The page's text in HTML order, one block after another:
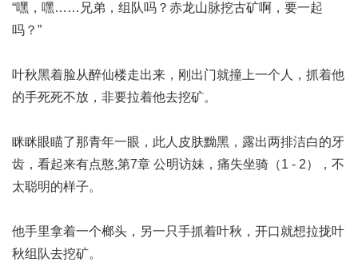
“嘿，嘿……兄弟，组队吗？赤龙山脉挖古矿啊，要一起
吗？”
叶秋黑着脸从醉仙楼走出来，刚出门就撞上一个人，抓着他
的手死死不放，非要拉着他去挖矿。
眯眯眼瞄了那青年一眼，此人皮肤黝黑，露出两排洁白的牙
齿，看起来有点憨,第7章 公明访妹，痛失坐骑（1 - 2）
，不
太聪明的样子。
他手里拿着一个榔头，另一只手抓着叶秋，开口就想拉拢叶
秋组队去挖矿。